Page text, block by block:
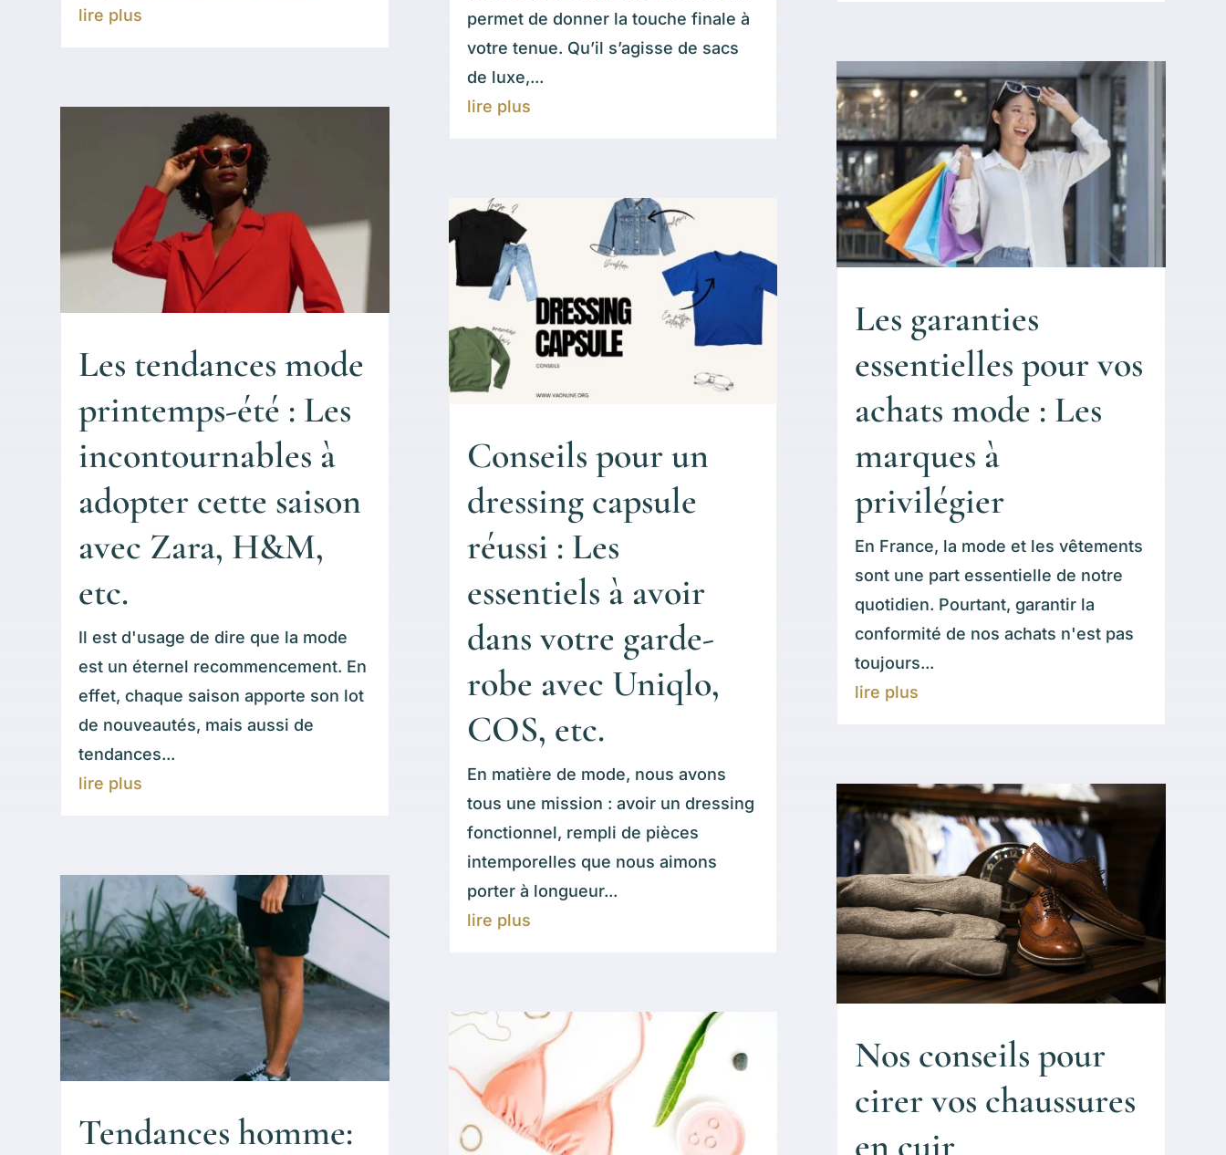
lire plus
Les tendances mode
printemps-été : Les
incontournables à
adopter cette saison
avec Zara, H&M,
etc.
Il est d'usage de dire que la mode
est un éternel recommencement. En
effet, chaque saison apporte son lot
de nouveautés, mais aussi de
tendances...
lire plus
Tendances homme:
permet de donner la touche finale à
votre tenue. Qu’il s’agisse de sacs
de luxe,...
lire plus
Conseils pour un
dressing capsule
réussi : Les
essentiels à avoir
dans votre garde-
robe avec Uniqlo,
COS, etc.
En matière de mode, nous avons
tous une mission : avoir un dressing
fonctionnel, rempli de pièces
intemporelles que nous aimons
porter à longueur...
lire plus
Les garanties
essentielles pour vos
achats mode : Les
marques à
privilégier
En France, la mode et les vêtements
sont une part essentielle de notre
quotidien. Pourtant, garantir la
conformité de nos achats n'est pas
toujours...
lire plus
Nos conseils pour
cirer vos chaussures
en cuir